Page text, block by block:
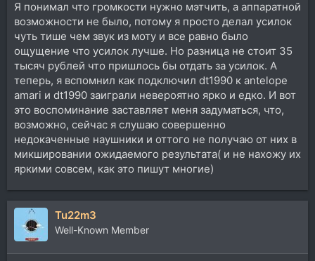
Я понимал что громкости нужно мэтчить, а аппаратной
возможности не было, потому я просто делал усилок
чуть тише чем звук из моту и все равно было
ощущение что усилок лучше. Но разница не стоит 35
тысяч рублей что пришлось бы отдать за усилок. А
теперь, я вспомнил как подключил dt1990 к antelope
amari и dt1990 заиграли невероятно ярко и едко. И вот
это воспоминание заставляет меня задуматься, что,
возможно, сейчас я слушаю совершенно
недокаченные наушники и оттого не получаю от них в
микшировании ожидаемого результата( и не нахожу их
яркими совсем, как это пишут многие)
Tu22m3
Well-Known Member